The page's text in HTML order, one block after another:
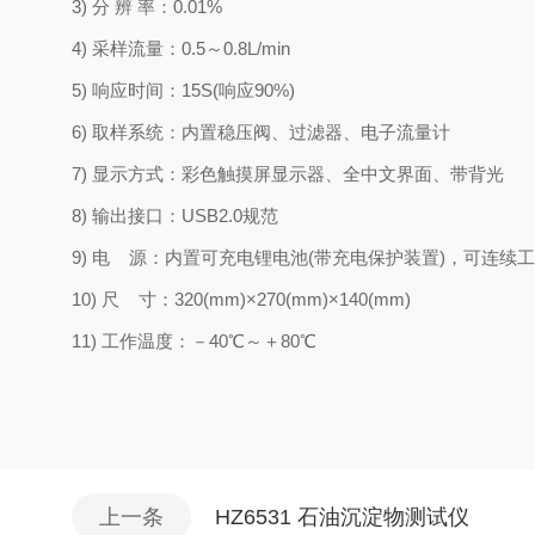
3) 分 辨 率：0.01%
4) 采样流量：0.5～0.8L/min
5) 响应时间：15S(响应90%)
6) 取样系统：内置稳压阀、过滤器、电子流量计
7) 显示方式：彩色触摸屏显示器、全中文界面、带背光
8) 输出接口：USB2.0规范
9) 电 源：内置可充电锂电池(带充电保护装置)，可连续
10) 尺 寸：320(mm)×270(mm)×140(mm)
11) 工作温度：－40℃～＋80℃
上一条 HZ6531 石油沉淀物测试仪